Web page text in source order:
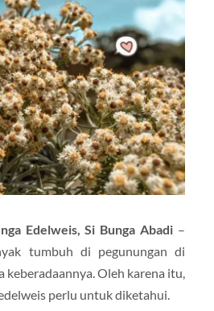
Edelweis, Si Bunga Abadi –
tumbuh di pegunungan di
keberadaannya. Oleh karena itu,
perlu untuk diketahui.